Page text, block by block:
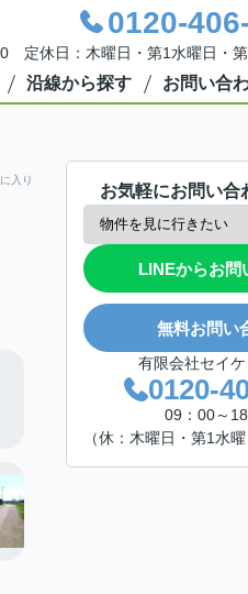
0120-
定休日：木曜日・第1水曜日・
沿線から探す お問い合
入り
お気軽にお問い合
LINEからお問
無料お問い
有限会社セイ
0120-
09：00～
（休：木曜日・第1水